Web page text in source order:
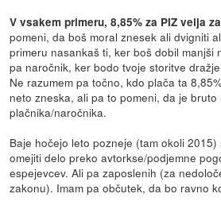
V vsakem primeru, 8,85% za PIZ velja
pomeni, da boš moral znesek ali dvigniti
primeru nasankaš ti, ker boš dobil manjši
pa naročnik, ker bodo tvoje storitve
Ne razumem pa točno, kdo plača ta
neto zneska, ali pa to pomeni, da je
plačnika/naročnika.
Baje hočejo leto pozneje (tam okoli
omejiti delo preko avtorkse/podjemne
espejevcev. Ali pa zaposlenih (za
zakonu). Imam pa občutek, da bo ravno